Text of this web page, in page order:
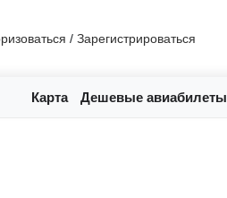
/ Зарегистрироваться
Карта Дешевые авиабилеты